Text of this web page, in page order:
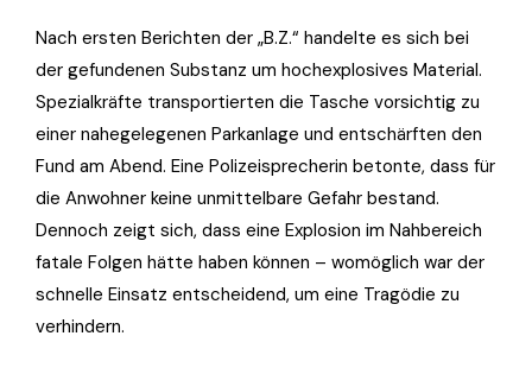
Nach ersten Berichten der „B.Z.“ handelte es sich bei
der gefundenen Substanz um hochexplosives Material.
Spezialkräfte transportierten die Tasche vorsichtig zu
einer nahegelegenen Parkanlage und entschärften den
Fund am Abend. Eine Polizeisprecherin betonte, dass für
die Anwohner keine unmittelbare Gefahr bestand.
Dennoch zeigt sich, dass eine Explosion im Nahbereich
fatale Folgen hätte haben können – womöglich war der
schnelle Einsatz entscheidend, um eine Tragödie zu
verhindern.